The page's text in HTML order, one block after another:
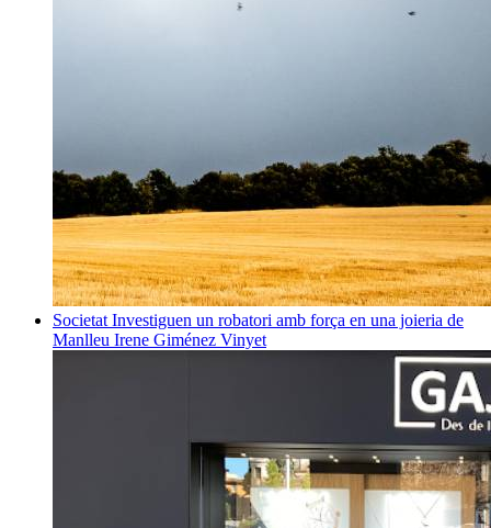
Societat Investiguen un robatori amb força en una joieria de
Manlleu Irene Giménez Vinyet